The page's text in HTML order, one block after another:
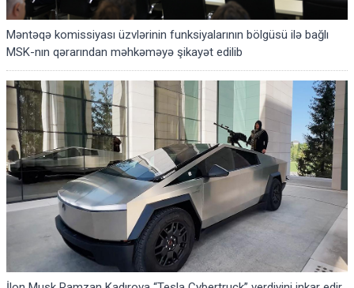
Məntəqə komissiyası üzvlərinin funksiyalarının bölgüsü ilə bağlı
MSK-nın qərarından məhkəməyə şikayət edilib